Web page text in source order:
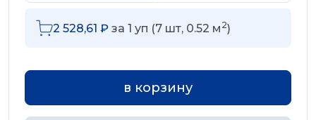
2 528,61 ₽ за 1 уп (7 шт, 0.52 м 2)
в корзину